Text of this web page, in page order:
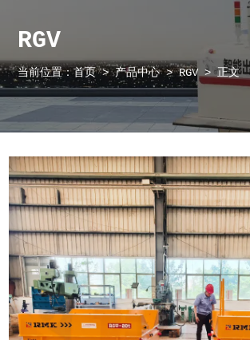
RGV
当前位置：首页>产品中心>RGV > 正文